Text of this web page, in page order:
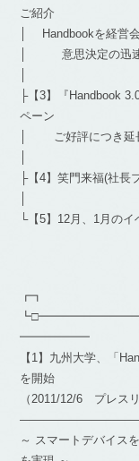
ご紹介
│ Handbookを経営
│ 意思決定の迅速
├【3】『Handbook
ペーン
│ ご好評につき延
├【4】笑門来福(社長
└【5】12月、1月の
┏┓
━━━━━━
【1】九州大学、「
を開始
（2011/12/6 プレス
～ スマートデバイス